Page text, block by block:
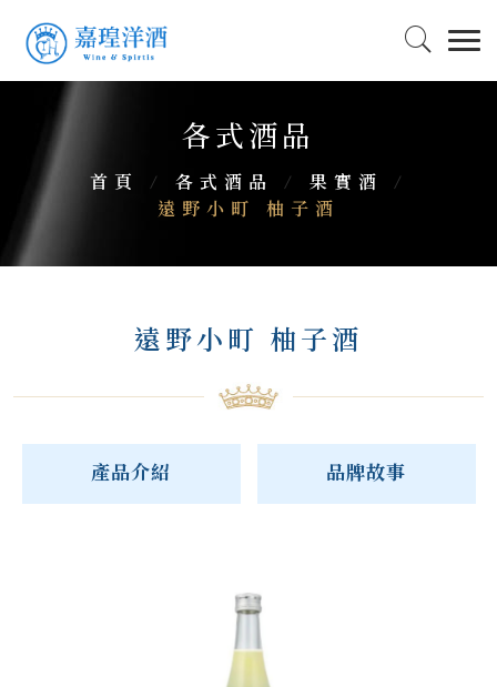
各式酒品
首頁 / 各式酒品 / 果實酒
/
遠野小町 柚子酒
遠野小町 柚子酒
產品介紹 品牌故事